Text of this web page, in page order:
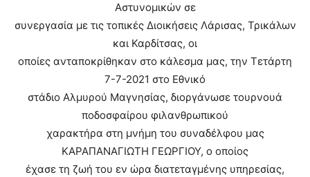
Αστυνομικών σε
συνεργασία με τις τοπικές Διοικήσεις Λάρισας, Τρικάλων
και Καρδίτσας, οι
οποίες ανταποκρίθηκαν στο κάλεσμα μας, την Τετάρτη
7-7-2021 στο Εθνικό
στάδιο Αλμυρού Μαγνησίας, διοργάνωσε τουρνουά
ποδοσφαίρου φιλανθρωπικού
χαρακτήρα στη μνήμη του συναδέλφου μας
ΚΑΡΑΠΑΝΑΓΙΩΤΗ ΓΕΩΡΓΙΟΥ, ο οποίος
έχασε τη ζωή του εν ώρα διατεταγμένης υπηρεσίας,